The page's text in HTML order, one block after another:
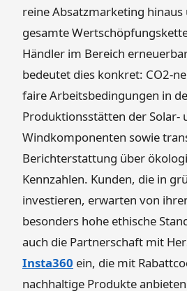
reine Absatzmarketing
gesamte
Händler im Bereich
bedeutet dies konkret: CO2-
faire Arbeitsbedingungen in
Produktionsstätten der Solar-
Windkomponenten sowie
Berichterstattung über
Kennzahlen. Kunden, die in
investieren, erwarten von
besonders hohe ethische
auch die Partnerschaft mit
Insta360 ein, die mit
nachhaltige Produkte